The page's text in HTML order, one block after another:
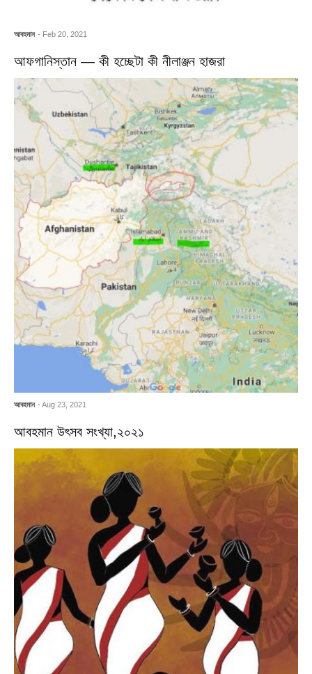
আবহমান - Feb 20, 2021
আফগানিস্তান — কী হচ্ছেটা কী নীলাঞ্জন হাজরা
আবহমান - Aug 23, 2021
আবহমান উৎসব সংখ্যা,২০২১